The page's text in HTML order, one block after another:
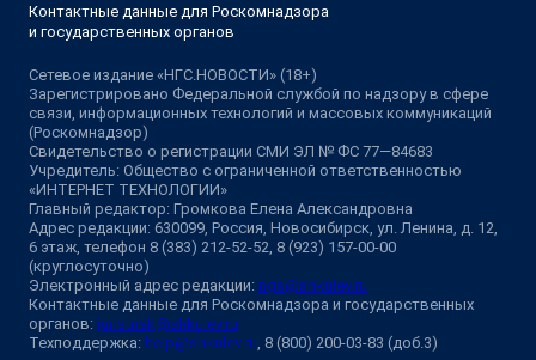
Контактные данные для Роскомнадзора
и государственных органов
Сетевое издание «НГС.НОВОСТИ» (18+)
Зарегистрировано Федеральной службой по надзору в сфере
связи, информационных технологий и массовых коммуникаций
(Роскомнадзор)
Свидетельство о регистрации СМИ ЭЛ № ФС 77—84683
Учредитель: Общество с ограниченной ответственностью
«ИНТЕРНЕТ ТЕХНОЛОГИИ»
Главный редактор: Громкова Елена Александровна
Адрес редакции: 630099, Россия, Новосибирск, ул. Ленина, д. 12,
6 этаж, телефон 8 (383) 212-52-52, 8 (923) 157-00-00
(круглосуточно)
Электронный адрес редакции: ngs@shkulev.ru
Контактные данные для Роскомнадзора и государственных
органов: juristnsk@shkulev.ru
Техподдержка: help@shkulev.ru , 8 (800) 200-03-83 (доб.3)